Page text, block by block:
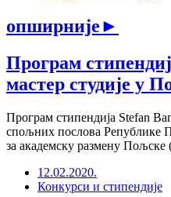
опширније►
Програм
мастер студије у
Програм стипендија Stefan
спољних послова Републике
за академску размену
12.02.2020.
Конкурси и стипендије